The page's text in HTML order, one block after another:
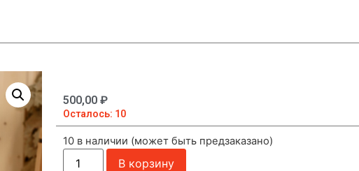
500,00 ₽
Осталось: 10
10 в наличии (может быть предзаказано)
В корзину